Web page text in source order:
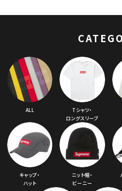
ALL
Tシャツ・
ロングスリーブ
キャップ・
ハット
ニット帽・
ビーニー